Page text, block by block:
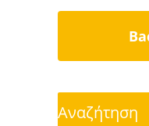
Αναζήτηση